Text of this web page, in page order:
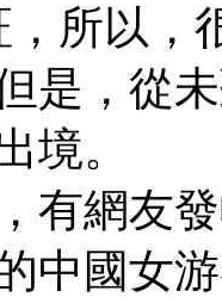
，所以，
是，從
境。
網友發
中國女